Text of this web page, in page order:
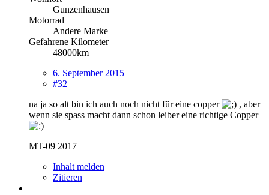
Gunzenhausen
Motorrad
Andere Marke
Gefahrene Kilometer
48000km
6. September 2015
#32
na ja so alt bin ich auch noch nicht für eine copper
, aber
wenn sie spass macht dann schon leiber eine richtige Copper
MT-09 2017
Inhalt melden
Zitieren